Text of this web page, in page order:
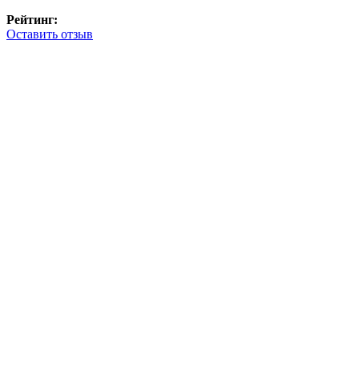
Рейтинг:
Оставить отзыв